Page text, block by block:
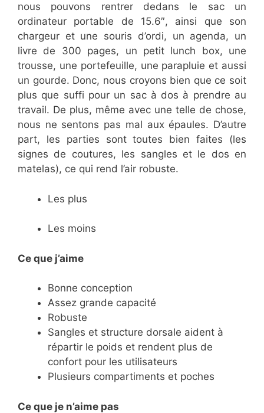
nous pouvons rentrer dedans le sac un
ordinateur portable de 15.6″, ainsi que son
chargeur et une souris d’ordi, un agenda, un
livre de 300 pages, un petit lunch box, une
trousse, une portefeuille, une parapluie et aussi
un gourde. Donc, nous croyons bien que ce soit
plus que suffi pour un sac à dos à prendre au
travail. De plus, même avec une telle de chose,
nous ne sentons pas mal aux épaules. D’autre
part, les parties sont toutes bien faites (les
signes de coutures, les sangles et le dos en
matelas), ce qui rend l’air robuste.
Les plus
Les moins
Ce que j’aime
Bonne conception
Assez grande capacité
Robuste
Sangles et structure dorsale aident à
répartir le poids et rendent plus de
confort pour les utilisateurs
Plusieurs compartiments et poches
Ce que je n’aime pas